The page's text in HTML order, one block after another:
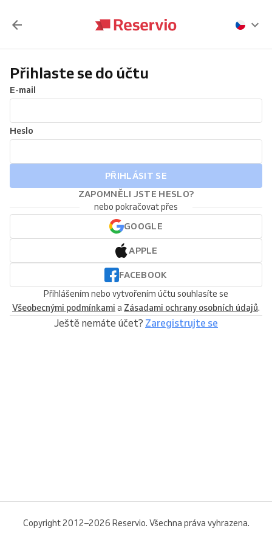
Přihlaste se do účtu
E-mail
Heslo
PŘIHLÁSIT SE
ZAPOMNĚLI JSTE HESLO?
nebo pokračovat přes
GOOGLE
APPLE
FACEBOOK
Přihlášením nebo vytvořením účtu souhlasíte se
Všeobecnými podmínkami a Zásadami ochrany osobních údajů.
Ještě nemáte účet? Zaregistrujte se
Copyright 2012–2026 Reservio. Všechna práva vyhrazena.